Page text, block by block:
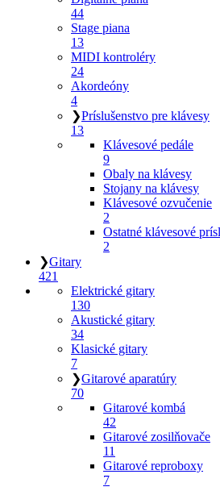
44
Stage piana
13
MIDI kontroléry
24
Akordeóny
4
❯Príslušenstvo pre klávesy
13
Klávesové pedále
9
Obaly na klávesy
Stojany na klávesy
Klávesové ozvučenie
2
Ostatné klávesové
2
❯Gitary
421
Elektrické gitary
130
Akustické gitary
34
Klasické gitary
7
❯Gitarové aparatúry
70
Gitarové kombá
42
Gitarové zosilňovače
11
Gitarové reproboxy
7